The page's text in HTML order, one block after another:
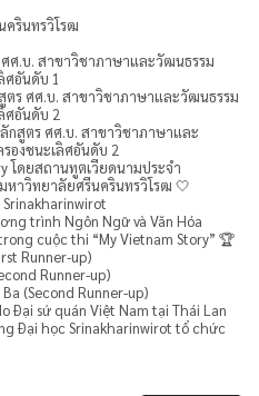
รินทรวิโรฒ
ศ.บ. สาขาวิชาภาษาและวัฒนธรรม
ศอันดับ 1
ร ศศ.บ. สาขาวิชาภาษาและวัฒนธรรม
ศอันดับ 2
กสูตร ศศ.บ. สาขาวิชาภาษาและ
องชนะเลิศอันดับ 2
โดยสถานทูตเวียดนามประจํา
าวิทยาลัยศรีนครินทรวิโรฒ 🤍
trình Ngôn Ngữ và Văn Hóa
cuộc thi “My Vietnam Story” 🏆
Runner-up)
Runner-up)
(Second Runner-up)
Đại sứ quán Việt Nam tại Thái Lan
Đại học Srinakharinwirot tổ chức